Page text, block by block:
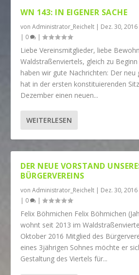
WN 143: IN EIGENER SACHE
vonAdministrator_Reichelt | Dez. 30, 2016
| 0 |
Liebe Vereinsmitglieder, liebe
Waldstraßenviertels, gleich zu Beginn
haben wir gute Nachrichten: Der neu
hat in der ersten konstituierenden
Dezember einen neuen...
WEITERLESEN
DER NEUE VORSTAND
BÜRGERVEREINS
vonAdministrator_Reichelt | Dez. 30, 2016
| 0 |
Felix Böhmichen Felix Böhmichen
wohnt seit 2013 im
Oktober 2016 Mitglied des
eines 3jährigen Sohnes möchte er
Gestaltung des Viertels für...